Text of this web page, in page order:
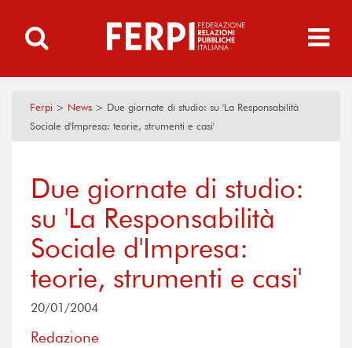
Ferpi > News > Due giornate di studio: su 'La Responsabilità
Sociale d'Impresa: teorie, strumenti e casi'
Due giornate di studio:
su 'La Responsabilità
Sociale d'Impresa:
teorie, strumenti e casi'
20/01/2004
Redazione